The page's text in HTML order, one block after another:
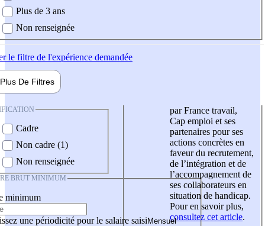
Plus de 3 ans
Non renseignée
le filtre de l'expérience demandée
Plus De Filtres
Cadre
Non cadre (1)
Non renseignée
BRUT MINIMUM
minimum
une périodicité pour le salaire saisi
par France travail,
Cap emploi et ses
partenaires pour ses
actions concrètes en
faveur du recrutement,
de l’intégration et de
l’accompagnement de
ses collaborateurs en
situation de handicap.
Pour en savoir plus,
consultez cet article.